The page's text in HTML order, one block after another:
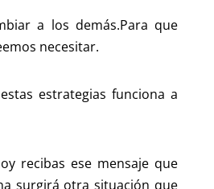
a los demás.Para que
necesitar.
estrategias funciona a
recibas ese mensaje que
surgirá otra situación que